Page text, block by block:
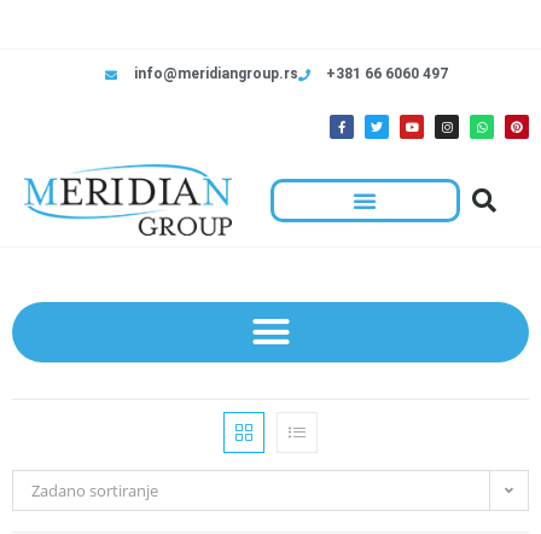
info@meridiangroup.rs +381 66 6060 497
Zadano sortiranje